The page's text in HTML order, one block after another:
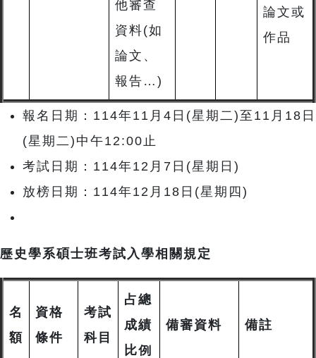
他審查
資料(如
論文、
報告…)
論文或
作品
報名日期：114年11月4日(星期二)至11月18日
(星期二)中午12:00止
考試日期：114年12月7日(星期日)
放榜日期：114年12月18日(星期四)
歷史學系碩士班考試入學相關規定
名
額
資格
條件
考試
科目
占總
成績
比例
備審資料 備註